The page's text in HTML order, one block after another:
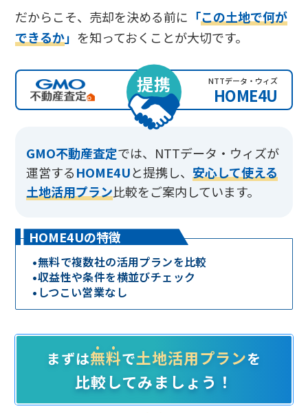
だからこそ、売却を決める前に 「この土地で何が
できるか」 を知っておくことが大切です。
NTTデータ・ウィズ
HOME4U
提携
GMO不動産査定では、 NTTデータ・ウィズが
運営するHOME4Uと提携し、安心して使える
土地活用プラン比較をご案内しています。
HOME4Uの特徴
•無料で複数社の活用プランを比較
•収益性や条件を横並びチェック
• しつこい営業なし
まずは無料で土地活用プランを
比較してみましょう！